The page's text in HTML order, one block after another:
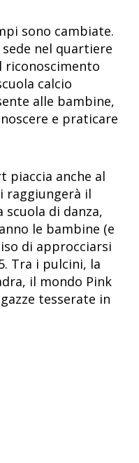
sono cambiate.
nel quartiere
riconoscimento
calcio
alle bambine,
e praticare
piaccia anche al
raggiungerà il
di danza,
le bambine (e
di approcciarsi
Tra i pulcini, la
il mondo Pink
tesserate in